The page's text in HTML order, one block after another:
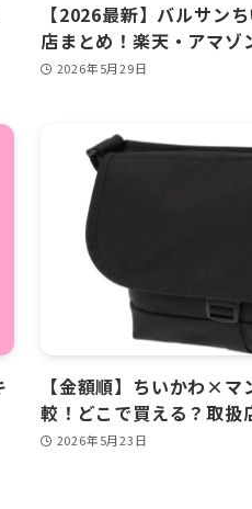
【2026最新】バルサン
店まとめ！楽天・アマゾ
2026年5月29日
【金額順】ちいかわ×
較！どこで買える？取扱
2026年5月23日